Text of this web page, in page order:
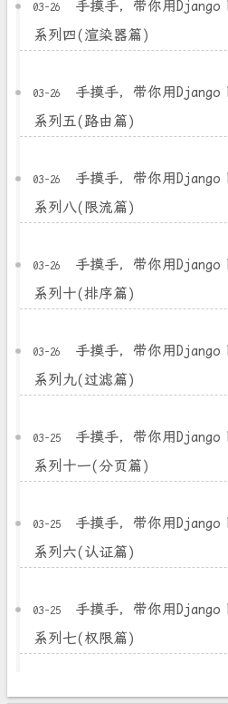
03-26
手摸手，带你用Django
系列四(渲染器篇)
03-26
手摸手，带你用Django
系列五(路由篇)
03-26
手摸手，带你用Django
系列八(限流篇)
03-26
手摸手，带你用Django
系列十(排序篇)
03-26
手摸手，带你用Django
系列九(过滤篇)
03-25
手摸手，带你用Django
系列十一(分页篇)
03-25
手摸手，带你用Django
系列六(认证篇)
03-25
手摸手，带你用Django
系列七(权限篇)